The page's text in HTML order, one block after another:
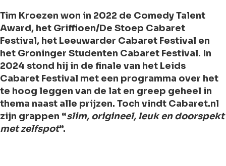
Tim Kroezen won in 2022 de Comedy Talent
Award, het Griffioen/De Stoep Cabaret
Festival, het Leeuwarder Cabaret Festival en
het Groninger Studenten Cabaret Festival. In
2024 stond hij in de finale van het Leids
Cabaret Festival met een programma over het
te hoog leggen van de lat en greep geheel in
thema naast alle prijzen. Toch vindt Cabaret.nl
zijn grappen “slim, origineel, leuk en doorspekt
met zelfspot”.